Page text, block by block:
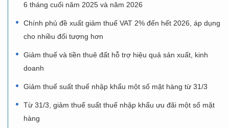
6 tháng cuối năm 2025 và năm 2026
Chính phủ đề xuất giảm thuế VAT 2% đến hết 2026, áp dụng
cho nhiều đối tượng hơn
Giảm thuế và tiền thuê đất hỗ trợ hiệu quả sản xuất, kinh
doanh
Giảm thuế suất thuế nhập khẩu một số mặt hàng từ 31/3
Từ 31/3, giảm thuế suất thuế nhập khẩu ưu đãi một số mặt
hàng